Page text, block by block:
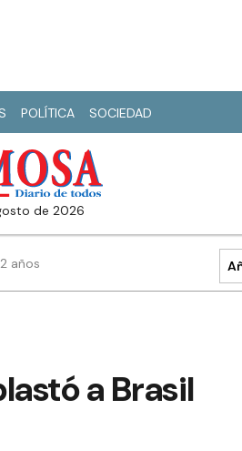
POLÍTICA SOCIEDAD
de 2026
años
a Brasil